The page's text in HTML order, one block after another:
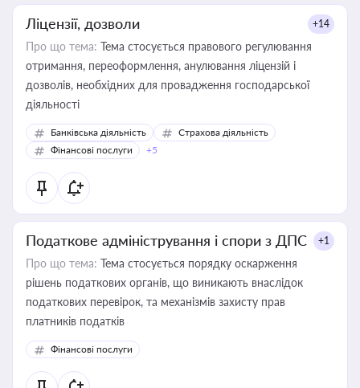
Ліцензії, дозволи +14
Про що тема: Тема стосується правового регулювання
отримання, переоформлення, анулювання ліцензій і
дозволів, необхідних для провадження господарської
діяльності
Банківська діяльність
Страхова діяльність
Фінансові послуги
+5
Податкове адміністрування і спори з ДПС +1
Про що тема: Тема стосується порядку оскарження
рішень податкових органів, що виникають внаслідок
податкових перевірок, та механізмів захисту прав
платників податків
Фінансові послуги